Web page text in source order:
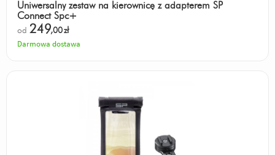
Uniwersalny zestaw na kierownicę z adapterem SP
Connect Spc+
od 249,00zł
Darmowa dostawa